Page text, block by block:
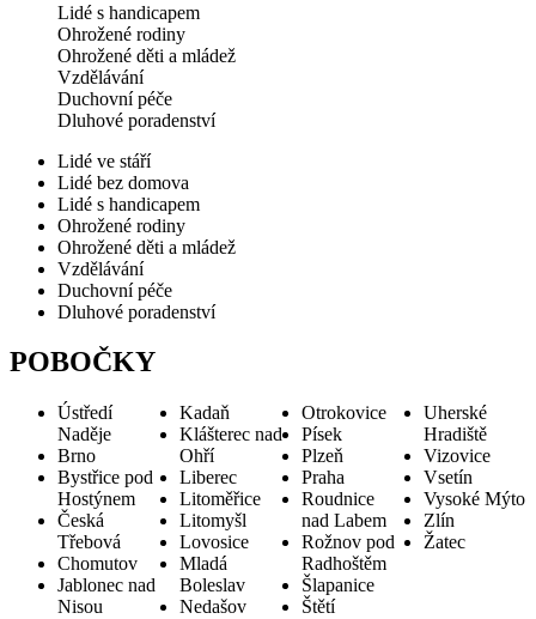
Lidé s handicapem
Ohrožené rodiny
Ohrožené děti a mládež
Vzdělávání
Duchovní péče
Dluhové poradenství
Lidé ve stáří
Lidé bez domova
Lidé s handicapem
Ohrožené rodiny
Ohrožené děti a mládež
Vzdělávání
Duchovní péče
Dluhové poradenství
POBOČKY
Ústředí
Naděje
Brno
Bystřice pod
Hostýnem
Česká
Třebová
Chomutov
Jablonec nad
Nisou
Kadaň
Klášterec nad
Ohří
Liberec
Litoměřice
Litomyšl
Lovosice
Mladá
Boleslav
Nedašov
Otrokovice
Písek
Plzeň
Praha
Roudnice
nad Labem
Rožnov pod
Radhoštěm
Šlapanice
Štětí
Uherské
Hradiště
Vizovice
Vsetín
Vysoké Mýto
Zlín
Žatec